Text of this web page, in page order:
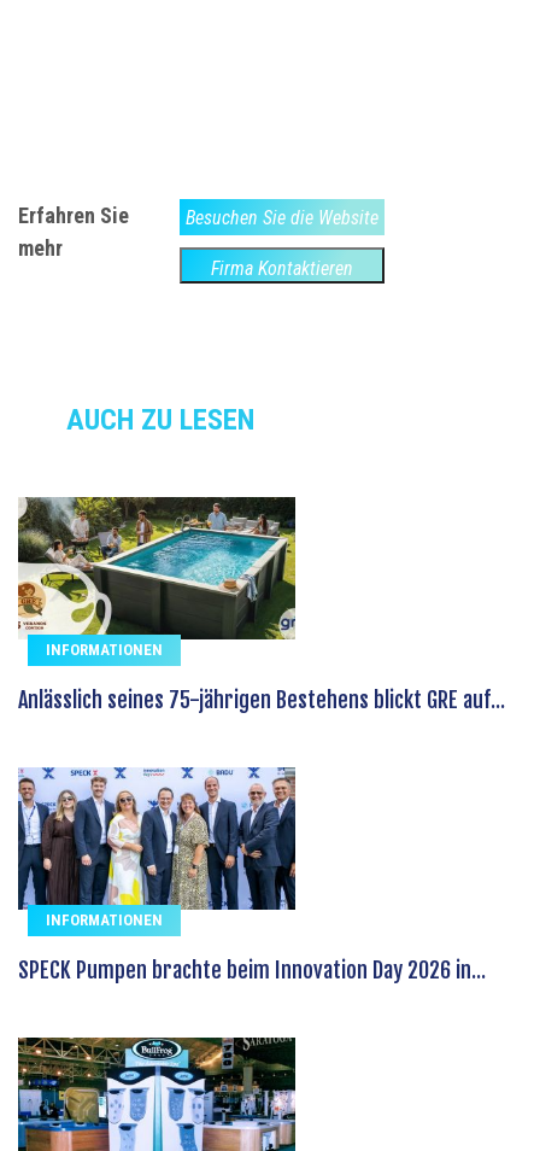
Erfahren Sie
mehr
Besuchen Sie die Website
Firma Kontaktieren
AUCH ZU LESEN
INFORMATIONEN
Anlässlich seines 75-jährigen Bestehens blickt GRE auf...
INFORMATIONEN
SPECK Pumpen brachte beim Innovation Day 2026 in...